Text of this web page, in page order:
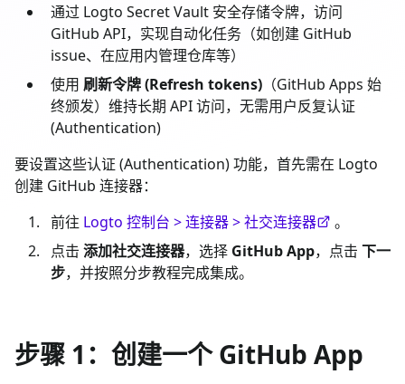
通过 Logto Secret Vault 安全存储令牌，访问
GitHub API，实现自动化任务（如创建 GitHub
issue、在应用内管理仓库等）
使用 刷新令牌 (Refresh tokens) （GitHub Apps 始
终颁发）维持长期 API 访问，无需用户反复认证
(Authentication)
要设置这些认证 (Authentication) 功能，首先需在 Logto
创建 GitHub 连接器：
前往 Logto 控制台 > 连接器 > 社交连接器
。
点击 添加社交连接器，选择 GitHub App，点击 下一
步，并按照分步教程完成集成。
步骤 1：创建一个 GitHub App